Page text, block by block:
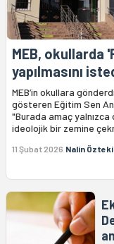
MEB, okullarda
yapılmasını
MEB’in okullara
gösteren Eğitim Sen
"Burada amaç
ideolojik bir zemine
11 Şubat 2026 Nalin